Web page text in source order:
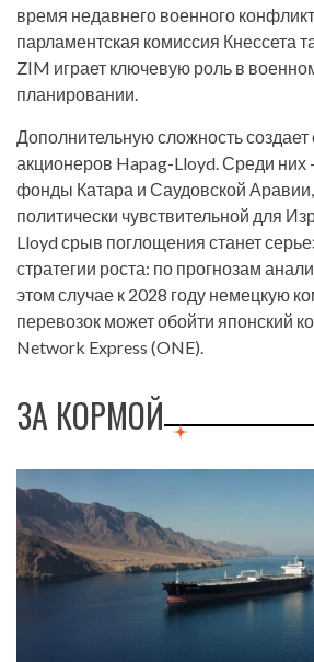
время недавнего военного
парламентская комиссия Кнессета
ZIM играет ключевую роль в
планировании.
Дополнительную сложность создает
акционеров Hapag-Lloyd. Среди них
фонды Катара и Саудовской Аравии,
политически чувствительной для
Lloyd срыв поглощения станет
стратегии роста: по прогнозам
этом случае к 2028 году немецкую
перевозок может обойти японский
Network Express (ONE).
ЗА КОРМОЙ